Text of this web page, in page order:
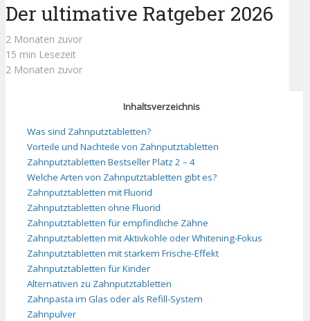
Der ultimative Ratgeber 2026
2 Monaten zuvor
15 min Lesezeit
2 Monaten zuvor
Inhaltsverzeichnis
Was sind Zahnputztabletten?
Vorteile und Nachteile von Zahnputztabletten
Zahnputztabletten Bestseller Platz 2 – 4
Welche Arten von Zahnputztabletten gibt es?
Zahnputztabletten mit Fluorid
Zahnputztabletten ohne Fluorid
Zahnputztabletten für empfindliche Zähne
Zahnputztabletten mit Aktivkohle oder Whitening-Fokus
Zahnputztabletten mit starkem Frische-Effekt
Zahnputztabletten für Kinder
Alternativen zu Zahnputztabletten
Zahnpasta im Glas oder als Refill-System
Zahnpulver